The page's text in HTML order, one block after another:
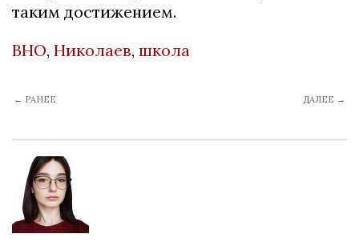
таким достижением.
ВНО, Николаев, школа
← РАНЕЕ ДАЛЕЕ →